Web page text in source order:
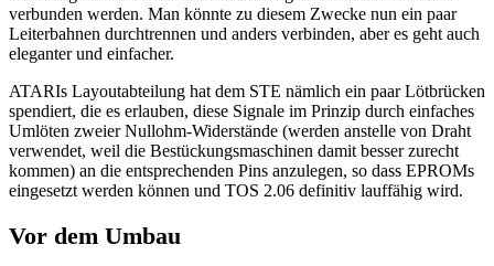
verbunden werden. Man könnte zu diesem Zwecke nun ein paar
Leiterbahnen durchtrennen und anders verbinden, aber es geht auch
eleganter und einfacher.
ATARIs Layoutabteilung hat dem STE nämlich ein paar Lötbrücken
spendiert, die es erlauben, diese Signale im Prinzip durch einfaches
Umlöten zweier Nullohm-Widerstände (werden anstelle von Draht
verwendet, weil die Bestückungsmaschinen damit besser zurecht
kommen) an die entsprechenden Pins anzulegen, so dass EPROMs
eingesetzt werden können und TOS 2.06 definitiv lauffähig wird.
Vor dem Umbau